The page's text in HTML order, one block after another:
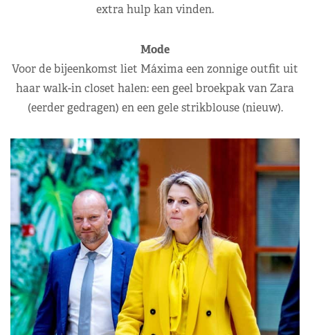
extra hulp kan vinden.
Mode
Voor de bijeenkomst liet Máxima een zonnige outfit uit
haar walk-in closet halen: een geel broekpak van Zara
(eerder gedragen) en een gele strikblouse (nieuw).